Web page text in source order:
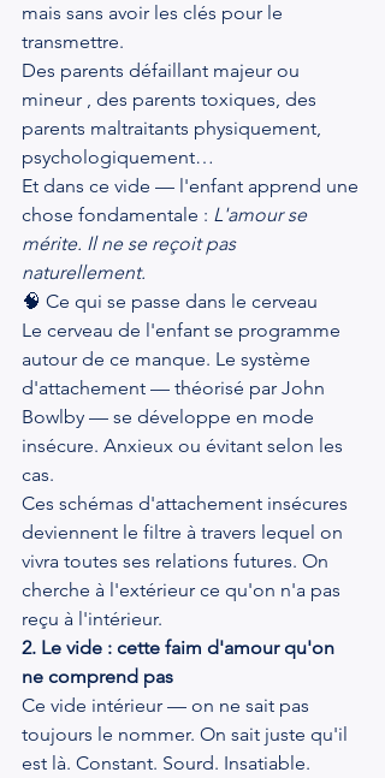
mais sans avoir les clés pour le
transmettre.
Des parents défaillant majeur ou
mineur , des parents toxiques, des
parents maltraitants physiquement,
psychologiquement…
Et dans ce vide — l'enfant apprend une
chose fondamentale : L'amour se
mérite. Il ne se reçoit pas
naturellement.
🧠 Ce qui se passe dans le cerveau
Le cerveau de l'enfant se programme
autour de ce manque. Le système
d'attachement — théorisé par John
Bowlby — se développe en mode
insécure. Anxieux ou évitant selon les
cas.
Ces schémas d'attachement insécures
deviennent le filtre à travers lequel on
vivra toutes ses relations futures. On
cherche à l'extérieur ce qu'on n'a pas
reçu à l'intérieur.
2. Le vide : cette faim d'amour qu'on
ne comprend pas
Ce vide intérieur — on ne sait pas
toujours le nommer. On sait juste qu'il
est là. Constant. Sourd. Insatiable.